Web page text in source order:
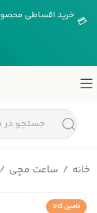
💳 خرید اقساطی
خانه ساعت مچی
تامین کالا